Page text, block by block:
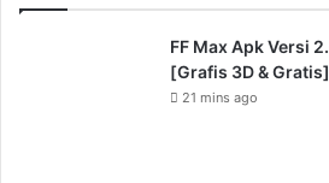
FF Max Apk Versi
[Grafis 3D & Gratis]
21 mins ago